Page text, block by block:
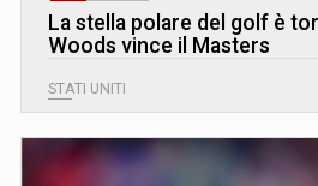
La stella polare del golf è
Woods vince il Masters
STATI UNITI